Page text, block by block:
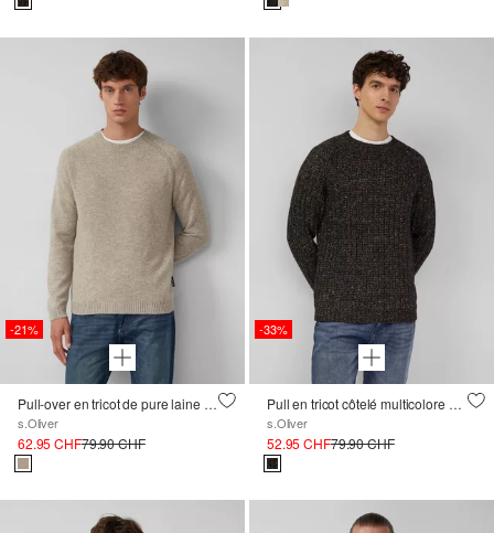
-21%
Pull-over en tricot de pure laine d'agneau
s.Oliver
62.95 CHF79.90 CHF
-33%
Pull en tricot côtelé multicolore en coton mélangé
s.Oliver
52.95 CHF79.90 CHF